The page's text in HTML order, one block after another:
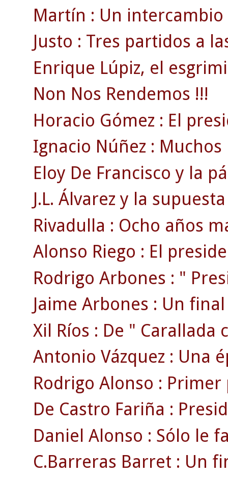
Martín : Un
Justo : Tres partidos a
Enrique Lúpiz, el
Non Nos Rendemos !!!
Horacio Gómez : El
Ignacio Núñez :
Eloy De Francisco y la
J.L. Álvarez y la
Rivadulla : Ocho años
Alonso Riego : El
Rodrigo Arbones : "
Jaime Arbones : Un
Xil Ríos : De " Carallada
Antonio Vázquez : Una
Rodrigo Alonso :
De Castro Fariña :
Daniel Alonso : Sólo le
C.Barreras Barret : Un